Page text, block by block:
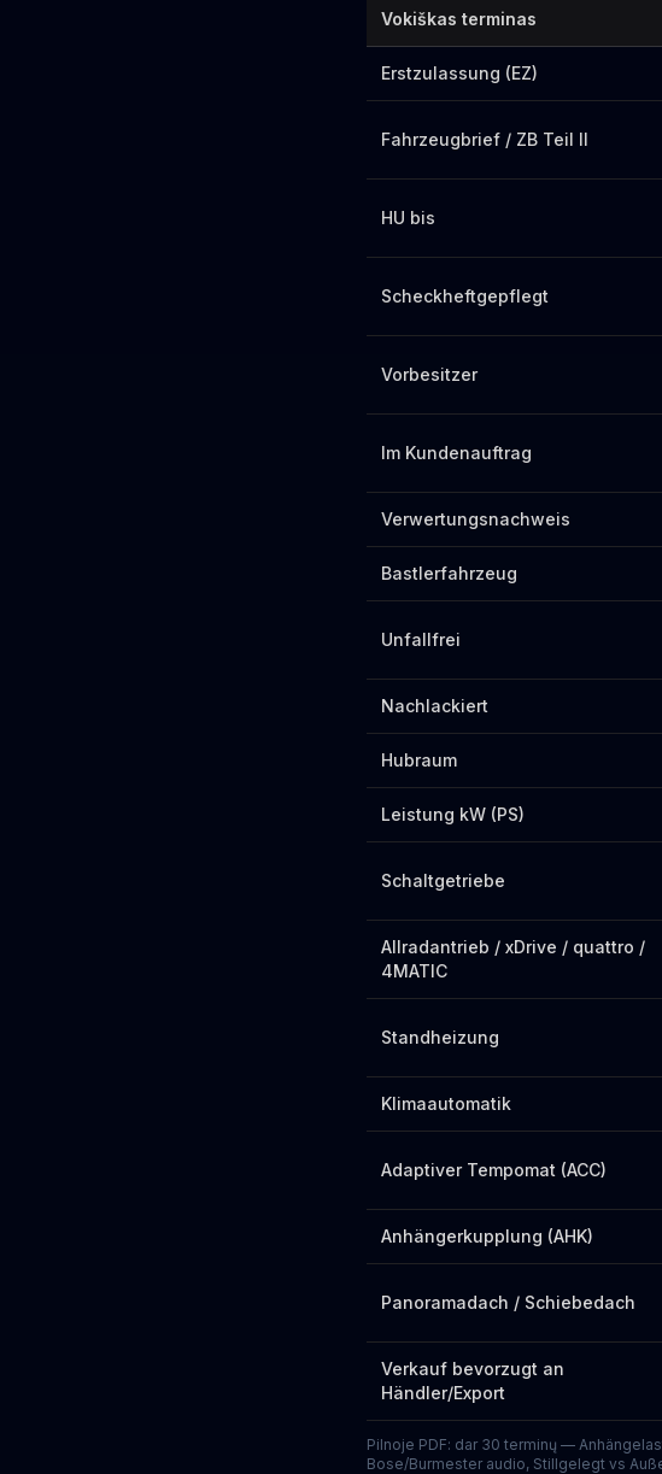
Vokiškas terminas
Erstzulassung (EZ)
Fahrzeugbrief / ZB Teil II
HU bis
Scheckheftgepflegt
Vorbesitzer
Im Kundenauftrag
Verwertungsnachweis
Bastlerfahrzeug
Unfallfrei
Nachlackiert
Hubraum
Leistung kW (PS)
Schaltgetriebe
Allradantrieb / xDrive / quattro /
4MATIC
Standheizung
Klimaautomatik
Adaptiver Tempomat (ACC)
Anhängerkupplung (AHK)
Panoramadach / Schiebedach
Verkauf bevorzugt an
Händler/Export
Pilnoje PDF: dar 30 terminų —
Bose/Burmester audio, Stillgelegt vs